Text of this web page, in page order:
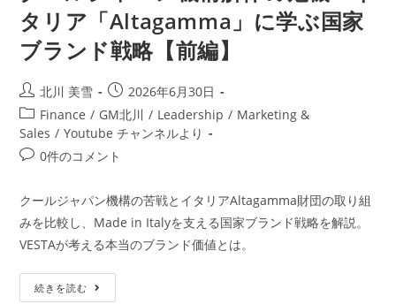
タリア「Altagamma」に学ぶ国家
ブランド戦略【前編】
北川 美雪
2026年6月30日
Finance / GM北川 / Leadership / Marketing &
Sales / Youtube チャンネルより
0件のコメント
クールジャパン機構の苦戦とイタリアAltagamma財団の取り組
みを比較し、Made in Italyを支える国家ブランド戦略を解説。
VESTAが考える本当のブランド価値とは。
続きを読む